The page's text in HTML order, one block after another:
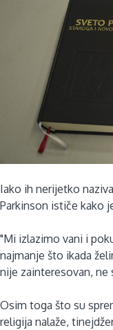
Iako ih nerijetko
Parkinson ističe kako
"Mi izlazimo vani i
najmanje što ikada
nije zainteresovan, ne
Osim toga što su
religija nalaže,